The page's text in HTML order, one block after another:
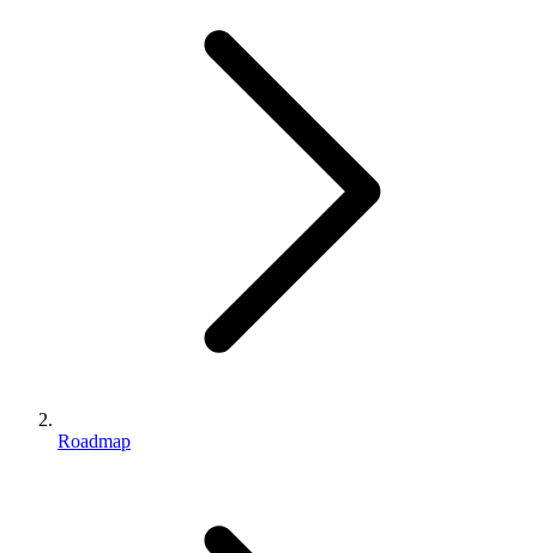
Roadmap